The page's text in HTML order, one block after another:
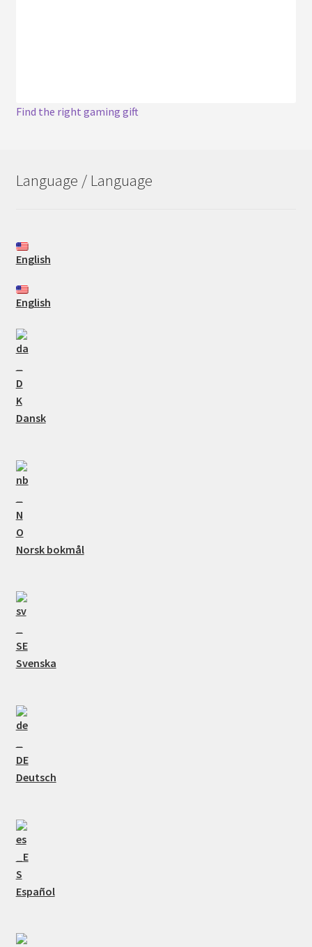
Find the right gaming gift
Language / Language
English
English
Dansk
Norsk bokmål
Svenska
Deutsch
Español